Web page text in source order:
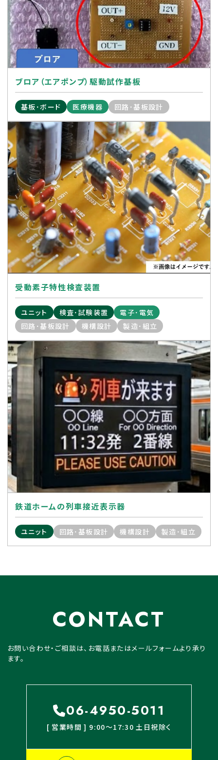
ブロア（エアポンプ）駆動試作基板
基板･ボード 医療機器 回路･基板設計
受動素子特性検査装置
ユニット 検査･試験装置
電子･電気
回路･基板設計
機構設計 製造･組立
鉄道ホームの列車接近表示器
ユニット 回路･基板設計 機構設計 製造･組立
CONTACT
お問い合わせ・ご相談は、お電話またはメールフォームより承り
ます。
06-4950-5011
[ 営業時間 ] 9:00〜17:30 土日祝除く